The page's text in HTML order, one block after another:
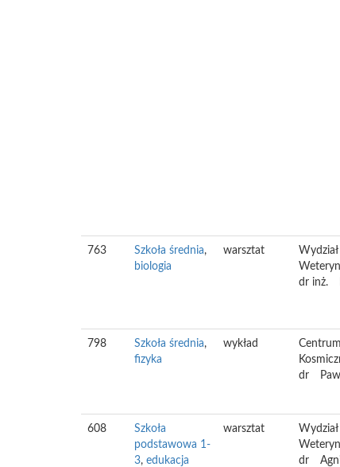
763 Szkoła średnia,
biologia
warsztat
dr inż.
798 Szkoła średnia,
fizyka
wykład
dr
608
Szkoła
podstawowa 1-
3, edukacja
warsztat
dr